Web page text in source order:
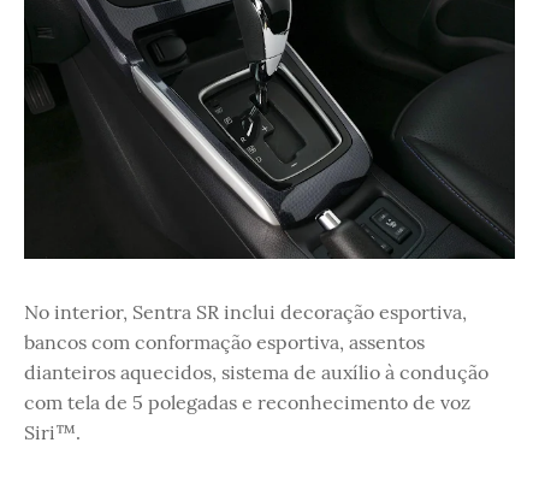
No interior, Sentra SR inclui decoração esportiva,
bancos com conformação esportiva, assentos
dianteiros aquecidos, sistema de auxílio à condução
com tela de 5 polegadas e reconhecimento de voz
Siri™.